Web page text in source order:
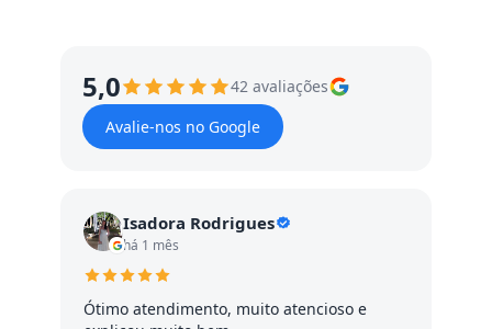
5,0
42 avaliações
Avalie-nos no Google
Isadora Rodrigues
há 1 mês
Ótimo atendimento, muito atencioso e